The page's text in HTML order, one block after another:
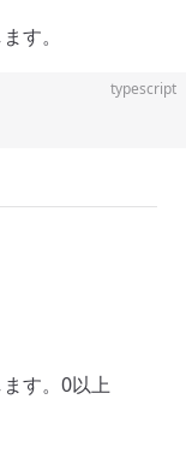
す。
typescript
す。0以上